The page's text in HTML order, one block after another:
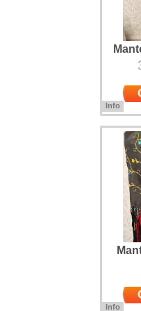
Info
Mantón
sobre
Poliéster
puesto a
Info